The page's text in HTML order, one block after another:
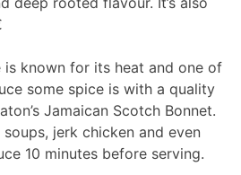
is known for its heat and one of
some spice is with a quality
Jamaican Scotch Bonnet.
jerk chicken and even
10 minutes before serving.